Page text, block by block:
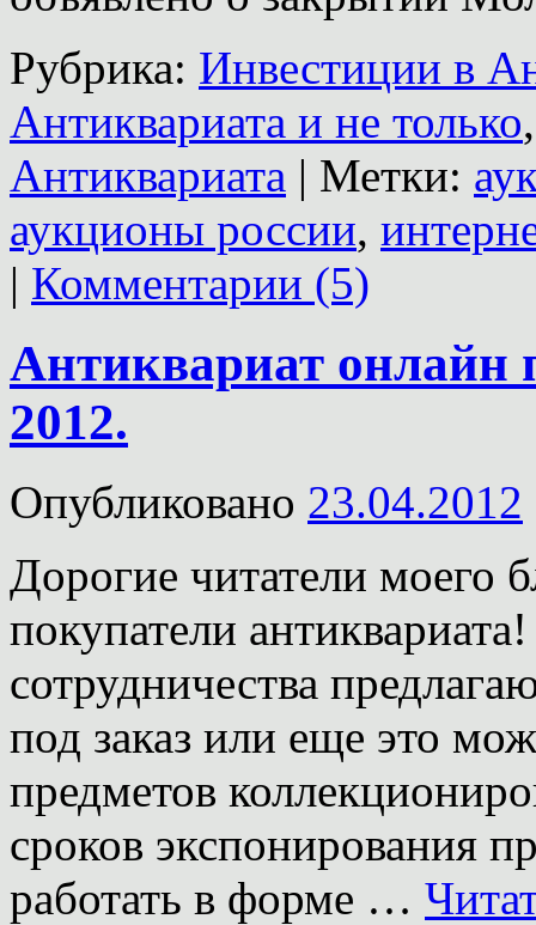
Рубрика: Инвестиции в
Антиквариата и не только
Антиквариата | Метки:
аукционы россии,
| Комментарии (5)
Антиквариат онлайн
2012.
Опубликовано 23.04.2012
Дорогие читатели моего
покупатели
сотрудничества
под заказ или еще это
предметов
сроков экспонирования
работать в форме …